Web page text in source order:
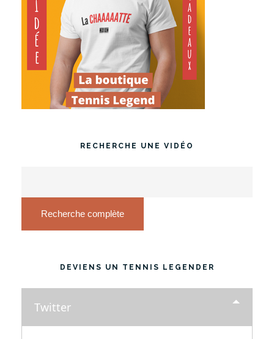
RECHERCHE UNE VIDÉO
Recherche complète
DEVIENS UN TENNIS LEGENDER
Twitter